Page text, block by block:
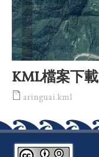
KML檔案下載
aringuai.kml